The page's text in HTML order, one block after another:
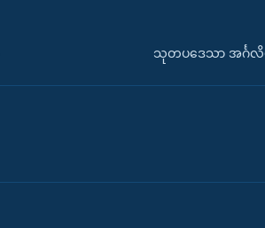
သုတပဒေသာ အင်္ဂလိ